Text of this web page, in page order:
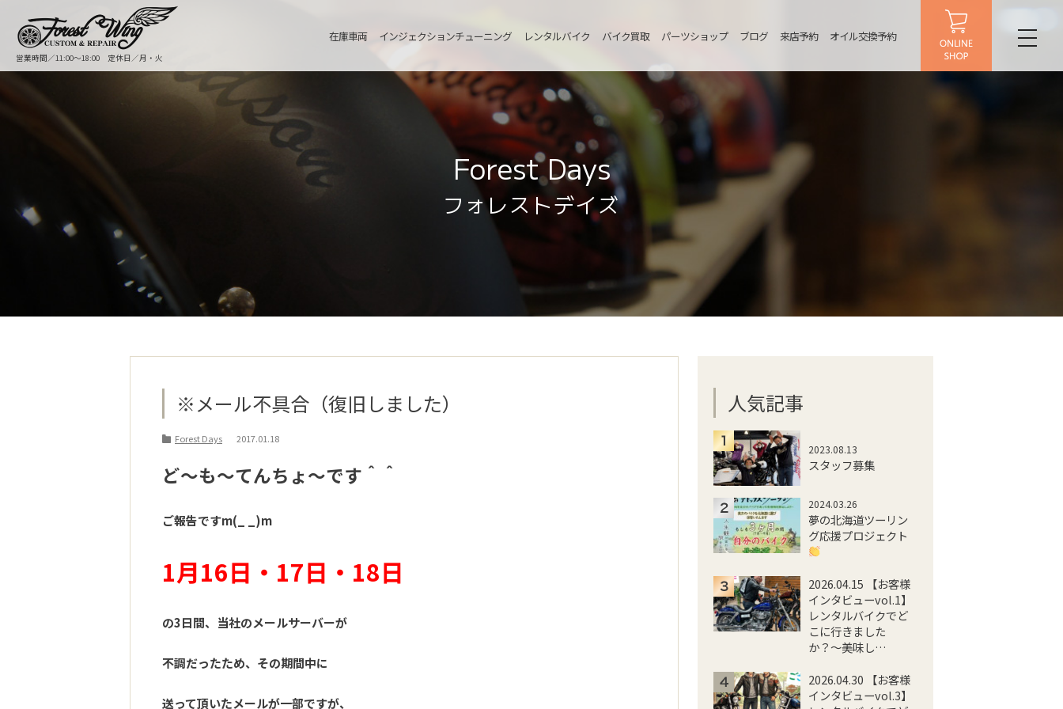
営業時間／11:00〜18:00 定休日／月・火
在庫車両 インジェクションチューニング レンタルバイク バイク買取 パーツショップ ブログ 来店予約 オイル交換予約
Forest Days
フォレストデイズ
※メール不具合（復旧しました）
Forest Days 2017.01.18
ど～も～てんちょ～です＾＾
ご報告ですm(_ _)m
1月16日・17日・18日
の3日間、当社のメールサーバーが
不調だったため、その期間中に
送って頂いたメールが一部ですが、
人気記事
2023.08.13
スタッフ募集
2024.03.26
夢の北海道ツーリン
グ応援プロジェクト
2026.04.15 【お客様
インタビューvol.1】
レンタルバイクでど
こに行きました
か？〜美味し…
2026.04.30 【お客様
インタビューvol.3】